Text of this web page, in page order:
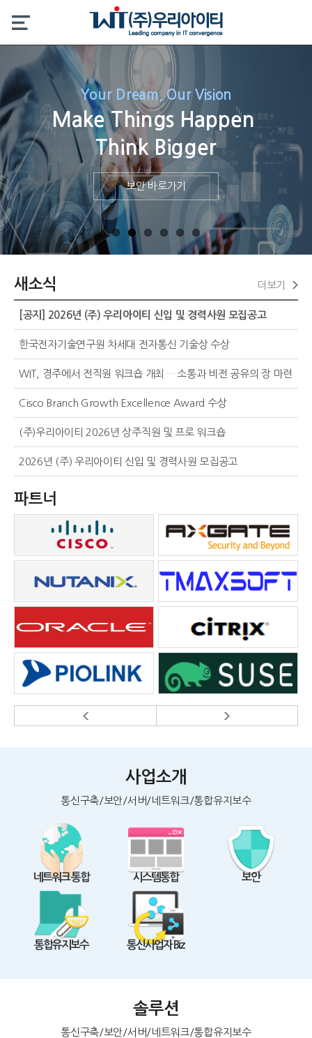
Your Dream, Our Vision
Make Things Happen
Think Bigger
보안 바로가기
Previous
Next
새소식 더보기
[공지] 2026년 (주) 우리아이티 신입 및 경력사원 모집공고
한국전자기술연구원 차세대 전자통신 기술상 수상
WIT, 경주에서 전직원 워크숍 개최… 소통과 비전 공유의 장 마련
Cisco Branch Growth Excellence Award 수상
(주)우리아이티 2026년 상주직원 및 프로 워크숍
2026년 (주) 우리아이티 신입 및 경력사원 모집공고
파트너
사업소개
통신구축/보안/서버/네트워크/통합유지보수
네트워크 통합 시스템통합 보안
통합유지보수 통신사업자 Biz
솔루션
통신구축/보안/서버/네트워크/통합유지보수